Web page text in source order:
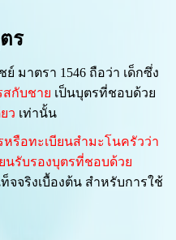
ร
มาตรา 1546 ถือว่า เด็กซึ่ง
กับชาย เป็นบุตรที่ชอบด้วย
ว เท่านั้น
หรือทะเบียนสำมะโนครัวว่า
นรับรองบุตรที่ชอบด้วย
จจริงเบื้องต้น สำหรับการใช้